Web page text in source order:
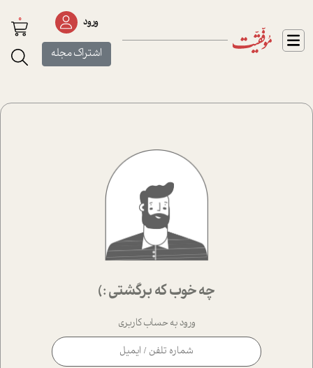
ورود
اشتراک مجله
0
چه خوب که برگشتی :)
ورود به حساب کاربری